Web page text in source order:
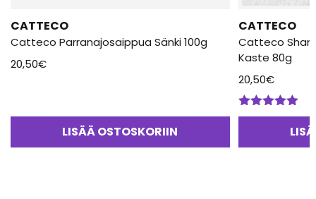
CATTECO
Catteco Parranajosaippua Sänki 100g
20,50€
LISÄÄ OSTOSKORIIN
CATTECO
Catteco
Kaste 80g
20,50€
Arvostelu